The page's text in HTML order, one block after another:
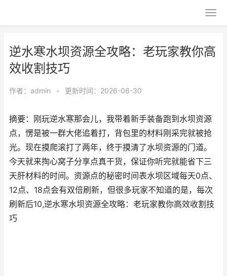
逆水寒水坝资源全攻略：老玩家教你高
效收割技巧
作者： admin • 更新时间：2026-06-30
摘要：刚玩逆水寒那会儿，我带着新手装备跑到水坝资源
点，愣是被一群大佬追着打，背包里的材料刚采完就被抢
光。现在摸爬滚打了两年，终于摸清了水坝资源的门道。
今天就来掏心窝子分享点真干货，保证你听完就能省下三
天肝材料的时间。资源点的秘密时间表水坝区域每天0点、
12点、18点会有双倍刷新，但很多玩家不知道的是，每次
刷新后10,逆水寒水坝资源全攻略：老玩家教你高效收割技
巧